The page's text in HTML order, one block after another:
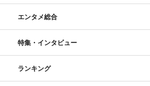
エンタメ総合
特集・インタビュー
ランキング